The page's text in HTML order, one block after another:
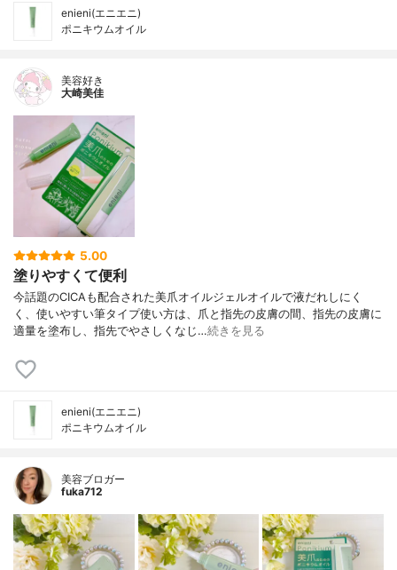
enieni(エニエニ)
ポニキウムオイル
美容好き
大崎美佳
5.00
塗りやすくて便利
今話題のCICAも配合された美爪オイルジェルオイルで液だれしにく
く、使いやすい筆タイプ使い方は、爪と指先の皮膚の間、指先の皮膚に
適量を塗布し、指先でやさしくなじ…続きを見る
enieni(エニエニ)
ポニキウムオイル
美容ブロガー
fuka712